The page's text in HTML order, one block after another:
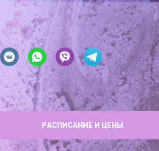
РАСПИСАНИЕ И ЦЕНЫ